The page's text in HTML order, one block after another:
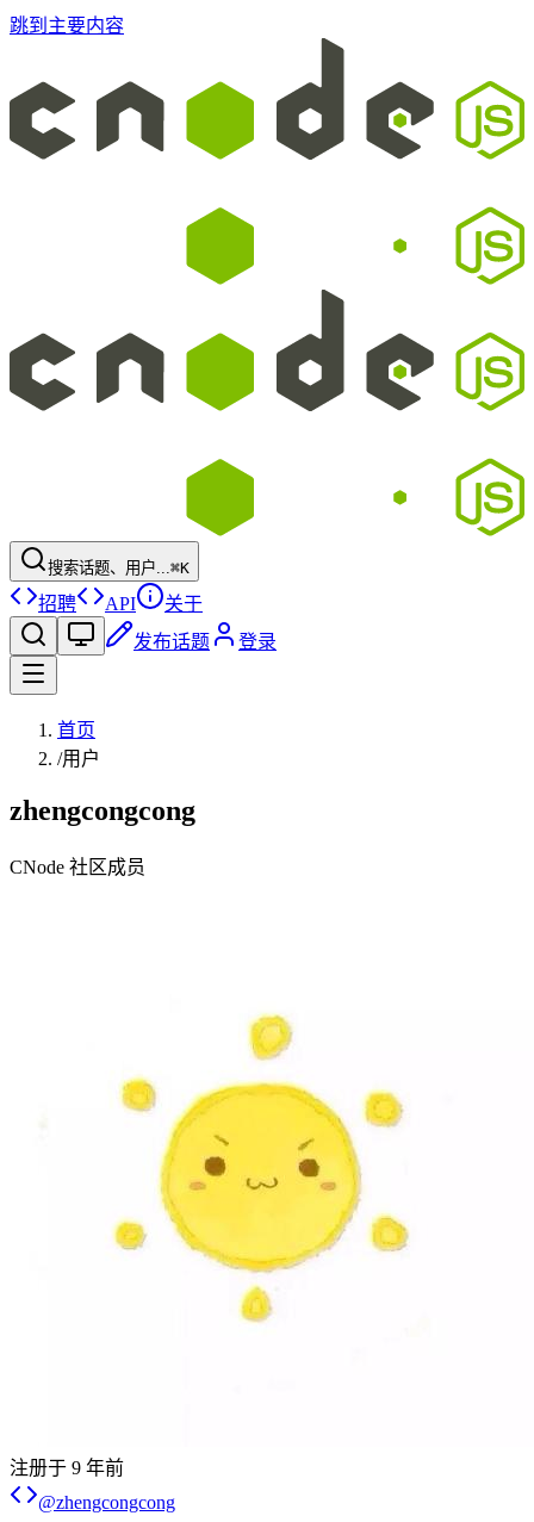
跳到主要内容
搜索话题、用户...⌘K
招聘 API
关于
发布话题
登录
首页
/用户
zhengcongcong
CNode 社区成员
注册于 9 年前
@zhengcongcong